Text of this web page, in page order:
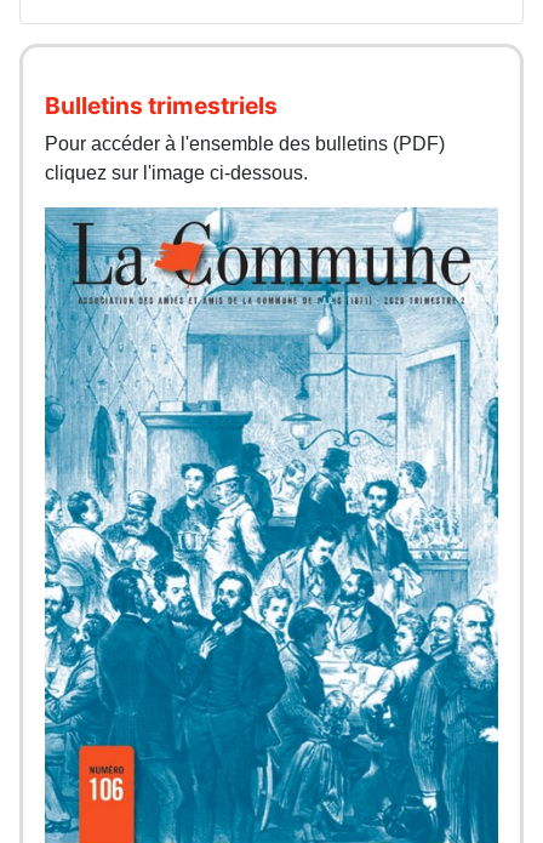
Bulletins trimestriels
Pour accéder à l'ensemble des bulletins (PDF)
cliquez sur l'image ci-dessous.